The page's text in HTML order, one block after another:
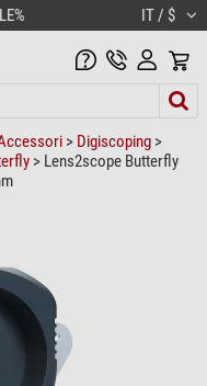
IT / $
> Digiscoping >
> Lens2scope Butterfly